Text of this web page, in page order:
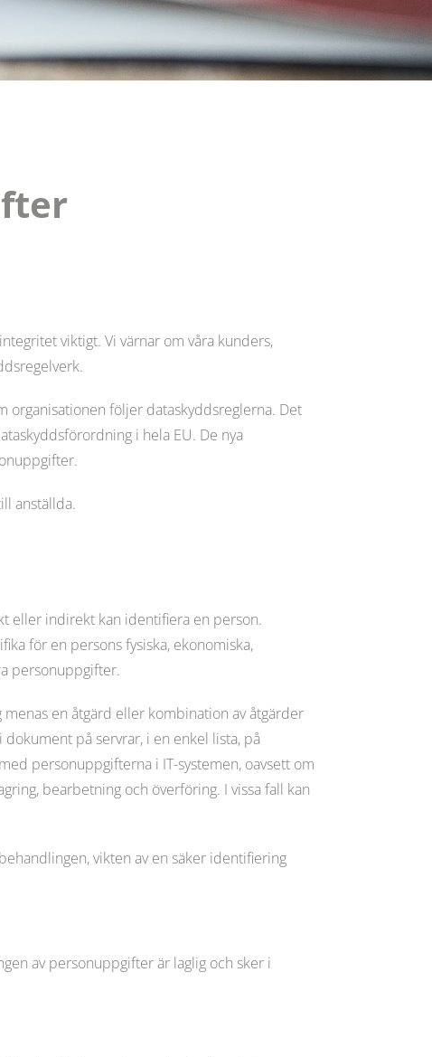
viktigt. Vi värnar om våra kunders,
organisationen följer dataskyddsreglerna. Det
i hela EU. De nya
anställda.
eller indirekt kan identifiera en person.
för en persons fysiska, ekonomiska,
personuppgifter.
en åtgärd eller kombination av åtgärder
på servrar, i en enkel lista, på
personuppgifterna i IT-systemen, oavsett om
bearbetning och överföring. I vissa fall kan
vikten av en säker identifiering
av personuppgifter är laglig och sker i